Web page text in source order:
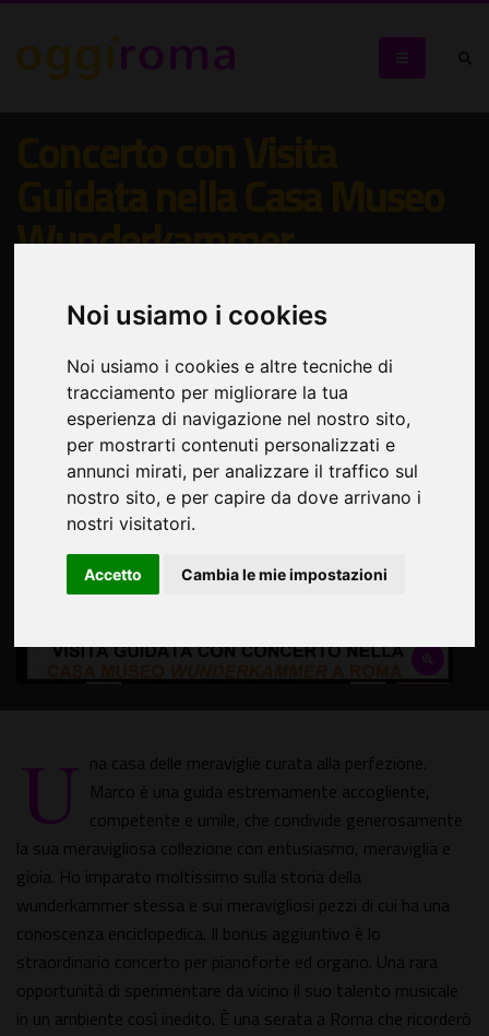
Noi usiamo i cookies
Noi usiamo i cookies e altre tecniche di
tracciamento per migliorare la tua
esperienza di navigazione nel nostro sito,
per mostrarti contenuti personalizzati e
annunci mirati, per analizzare il traffico sul
nostro sito, e per capire da dove arrivano i
nostri visitatori.
Accetto Cambia le mie impostazioni
Wunderkammer
gotico e pieno di magia!
U na casa delle meraviglie curata alla perfezione.
Marco è una guida estremamente accogliente,
competente e umile, che condivide generosamente
la sua meravigliosa collezione con entusiasmo, meraviglia e
gioia. Ho imparato moltissimo sulla storia della
wunderkammer stessa e sui meravigliosi pezzi di cui ha una
conoscenza enciclopedica. Il bonus aggiuntivo è lo
straordinario concerto per pianoforte ed organo. Una rara
opportunità di sperimentare da vicino il suo talento musicale
in un ambiente così inedito. È una serata a Roma che ricorderò